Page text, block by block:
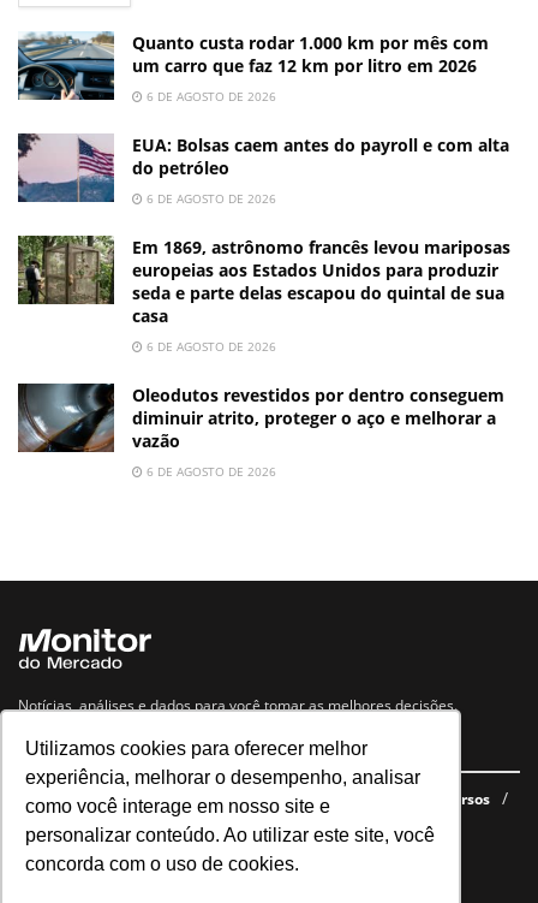
Utilizamos cookies para oferecer melhor
experiência, melhorar o desempenho, analisar
como você interage em nosso site e
personalizar conteúdo. Ao utilizar este site, você
concorda com o uso de cookies.
Quanto custa rodar 1.000 km por mês com
um carro que faz 12 km por litro em 2026
6 DE AGOSTO DE 2026
EUA: Bolsas caem antes do payroll e com alta
do petróleo
6 DE AGOSTO DE 2026
Em 1869, astrônomo francês levou mariposas
europeias aos Estados Unidos para produzir
seda e parte delas escapou do quintal de sua
casa
6 DE AGOSTO DE 2026
Oleodutos revestidos por dentro conseguem
diminuir atrito, proteger o aço e melhorar a
vazão
6 DE AGOSTO DE 2026
Notícias, análises e dados para você tomar as melhores decisões.
Navegue no site
Últimas notícias Quem somos E-books gratuitos
Cursos
Política de privacidade